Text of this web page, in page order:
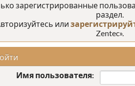
зарегистрированные
раздел.
или
Zentec».
Имя пользователя: